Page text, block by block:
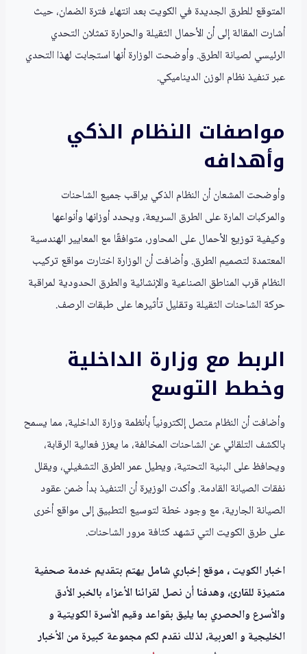
المتوقع للطرق الجديدة في الكويت بعد انتهاء فترة الضمان، حيث
أشارت المقالة إلى أن الأحمال الثقيلة والحرارة تمثلان التحدي
الرئيسي لصيانة الطرق. وأوضحت الوزارة أنها استجابت لهذا التحدي
عبر تنفيذ نظام الوزن الديناميكي.
مواصفات النظام الذكي
وأهدافه
وأوضحت المشعان أن النظام الذكي يراقب جميع الشاحنات
والمركبات المارة على الطرق السريعة، ويحدد أوزانها وأنواعها
وكيفية توزيع الأحمال على المحاور، متوافقًا مع المعايير الهندسية
المعتمدة لتصميم الطرق. وأضافت أن الوزارة اختارت مواقع تركيب
النظام قرب المناطق الصناعية والإنشائية والطرق الحدودية لمراقبة
حركة الشاحنات الثقيلة وتقليل تأثيرها على طبقات الرصف.
الربط مع وزارة الداخلية
وخطط التوسع
وأضافت أن النظام متصل إلكترونياً بأنظمة وزارة الداخلية، مما يسمح
بالكشف التلقائي عن الشاحنات المخالفة، ما يعزز فعالية الرقابة،
ويحافظ على البنية التحتية، ويطيل عمر الطرق التشغيلي، ويقلل
نفقات الصيانة القادمة. وأكدت الوزيرة أن التنفيذ بدأ ضمن عقود
الصيانة الجارية، مع وجود خطة لتوسيع التطبيق إلى مواقع أخرى
على طرق الكويت التي تشهد كثافة مرور الشاحنات.
اخبار الكويت ، موقع إخباري شامل يهتم بتقديم خدمة صحفية
متميزة للقارئ، وهدفنا أن نصل لقرائنا الأعزاء بالخبر الأدق
والأسرع والحصري بما يليق بقواعد وقيم الأسرة الكويتية و
الخليجية و العربية، لذلك نقدم لكم مجموعة كبيرة من الأخبار